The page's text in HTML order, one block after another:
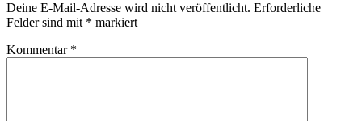
Deine E-Mail-Adresse wird nicht veröffentlicht. Erforderliche
Felder sind mit * markiert
Kommentar *